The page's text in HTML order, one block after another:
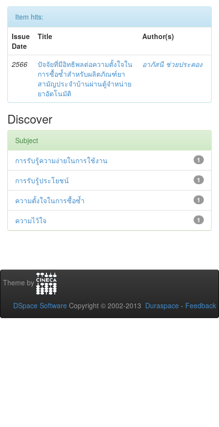
Item hits:
Issue
Date
Title Author(s)
2566
ปัจจัยที่มีอิทธิพลต่อความตั้งใจใน
การซื้อซ้ำสำหรับผลิตภัณฑ์ยา
สามัญประจำบ้านผ่านตู้จำหน่าย
ยาอัตโนมัติ
อาภัสนี ช่วยประคอง
Discover
Subject
1
การรับรู้ความง่ายในการใช้งาน
1
การรับรู้ประโยชน์
1
ความตั้งใจในการซื้อซ้ำ
1
ความไว้ใจ
Theme by
DSpace Software Copyright © 2002-2013 Duraspace - Feedback